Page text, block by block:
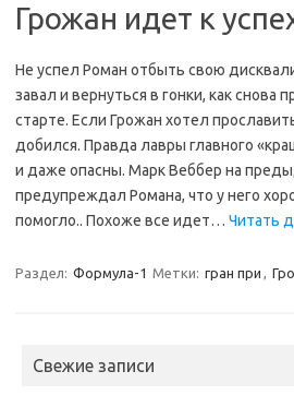
Грожан идет к
Не успел Роман отбыть свою
завал и вернуться в гонки, как снова
старте. Если Грожан хотел
добился. Правда лавры главного
и даже опасны. Марк Веббер на
предупреждал Романа, что у него
помогло.. Похоже все идет… Читать
Раздел: Формула-1 Метки: гран при ,
Свежие записи